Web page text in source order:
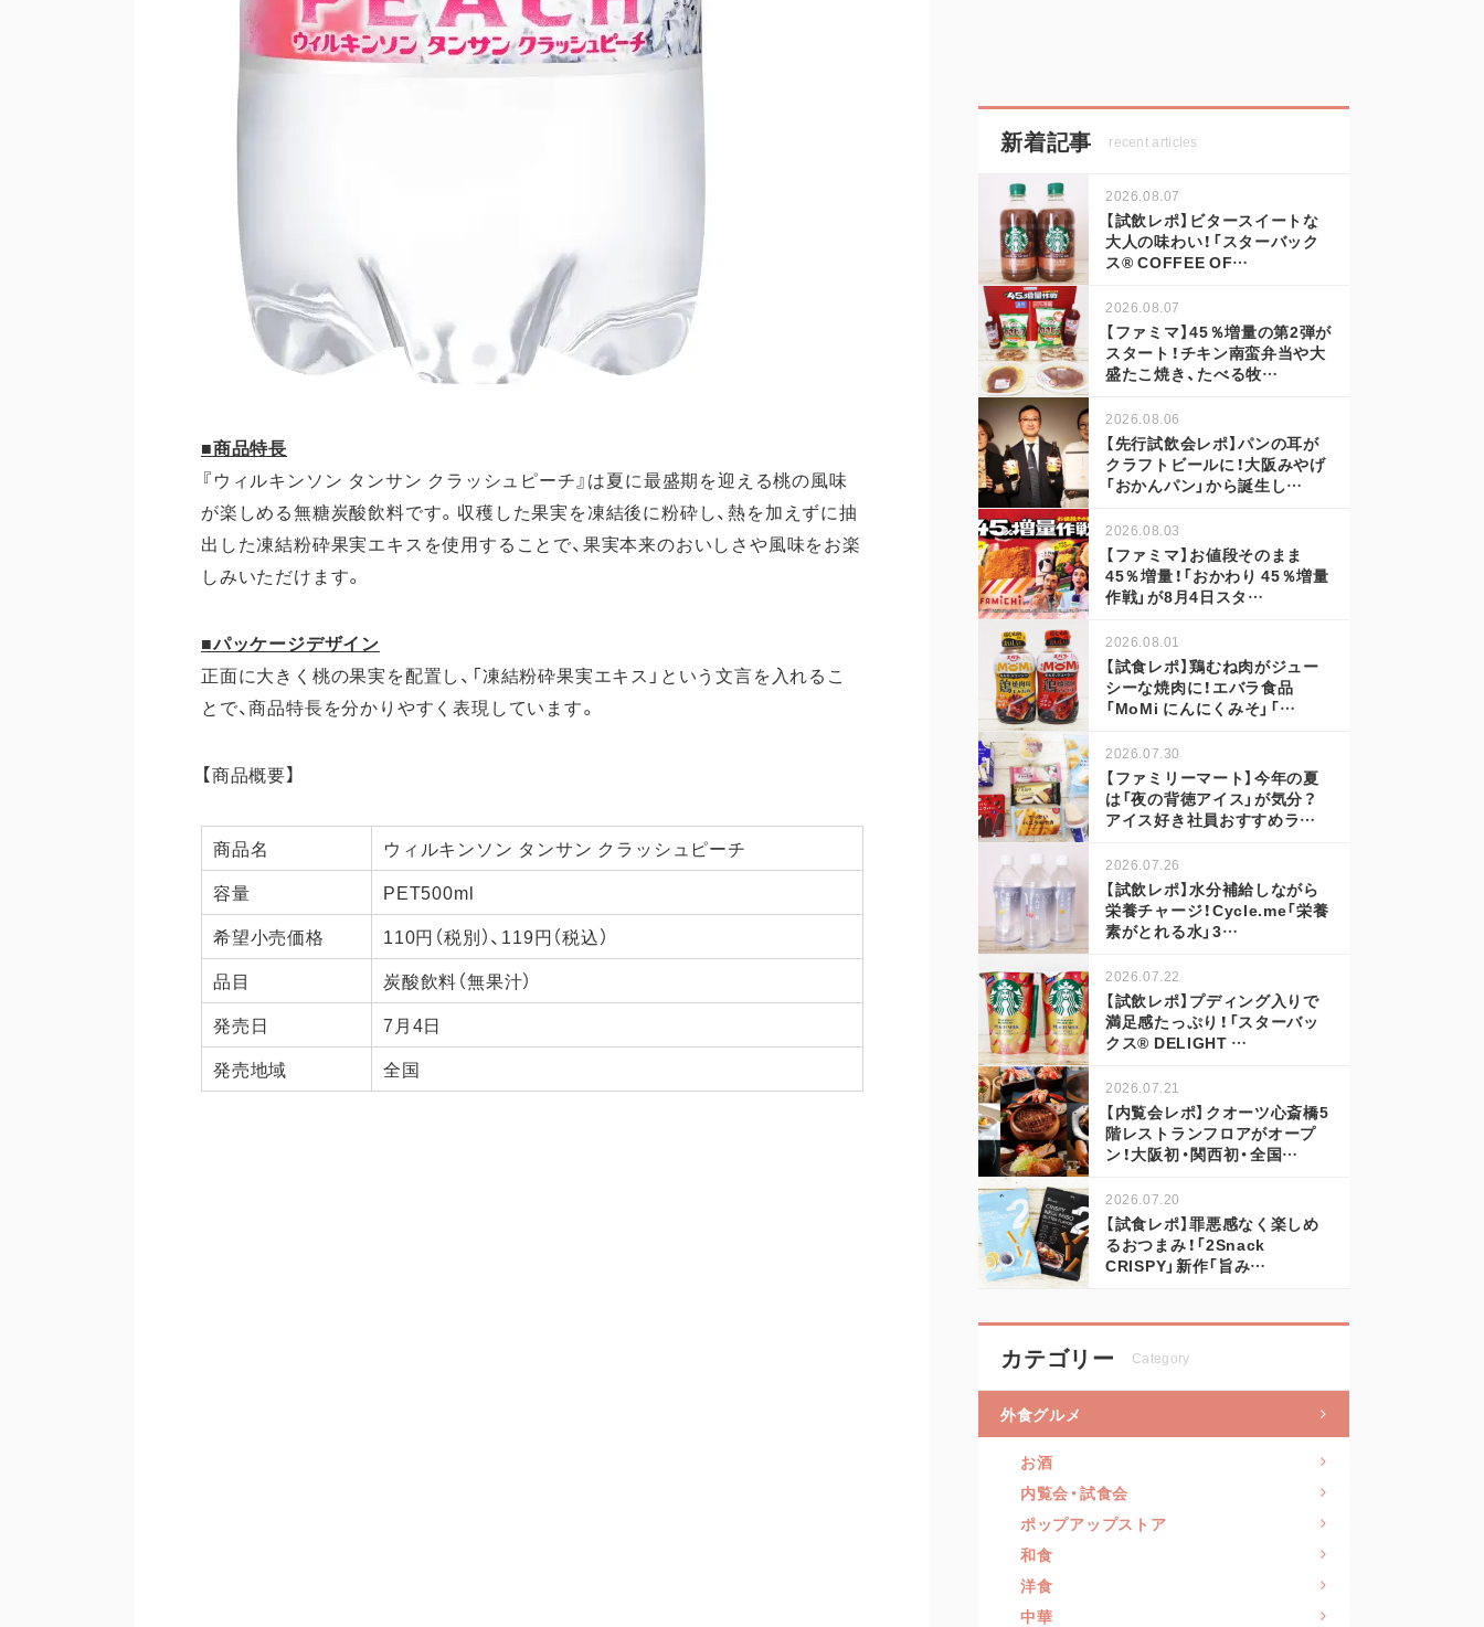
■商品特長
『ウィルキンソン タンサン クラッシュピーチ』は夏に最盛期を迎える桃の風味
が楽しめる無糖炭酸飲料です。収穫した果実を凍結後に粉砕し、熱を加えずに抽
出した凍結粉砕果実エキスを使用することで、果実本来のおいしさや風味をお楽
しみいただけます。
■パッケージデザイン
正面に大きく桃の果実を配置し、「凍結粉砕果実エキス」という文言を入れるこ
とで、商品特長を分かりやすく表現しています。
【商品概要】
商品名
ウィルキンソン タンサン クラッシュピーチ
容量
PET500ml
希望小売価格
110円（税別）、119円（税込）
品目
炭酸飲料（無果汁）
発売日
7月4日
発売地域
全国
新着記事 recent articles
2026.08.07
【試飲レポ】ビタースイートな
大人の味わい！「スターバック
ス® COFFEE OF…
2026.08.07
【ファミマ】45％増量の第2弾が
スタート！チキン南蛮弁当や大
盛たこ焼き、たべる牧…
2026.08.06
【先行試飲会レポ】パンの耳が
クラフトビールに！大阪みやげ
「おかんパン」から誕生し…
2026.08.03
【ファミマ】お値段そのまま
45％増量！「おかわり 45％増量
作戦」が8月4日スタ…
2026.08.01
【試食レポ】鶏むね肉がジュー
シーな焼肉に！エバラ食品
「MoMi にんにくみそ」「…
2026.07.30
【ファミリーマート】今年の夏
は「夜の背徳アイス」が気分？
アイス好き社員おすすめラ…
2026.07.26
【試飲レポ】水分補給しながら
栄養チャージ！Cycle.me「栄養
素がとれる水」3…
2026.07.22
【試飲レポ】プディング入りで
満足感たっぷり！「スターバッ
クス® DELIGHT …
2026.07.21
【内覧会レポ】クオーツ心斎橋5
階レストランフロアがオープ
ン！大阪初・関西初・全国…
2026.07.20
【試食レポ】罪悪感なく楽しめ
るおつまみ！「2Snack
CRISPY」新作「旨み…
カテゴリー Category
外食グルメ
お酒
内覧会・試食会
ポップアップストア
和食
洋食
中華